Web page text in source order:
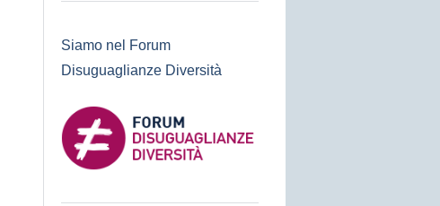
Siamo nel Forum
Disuguaglianze Diversità